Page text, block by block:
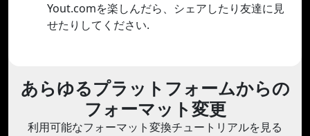
Yout.comを楽しんだら、シェアしたり友達に見
せたりしてください.
あらゆるプラットフォームからの
フォーマット変更
利用可能なフォーマット変換チュートリアルを見る